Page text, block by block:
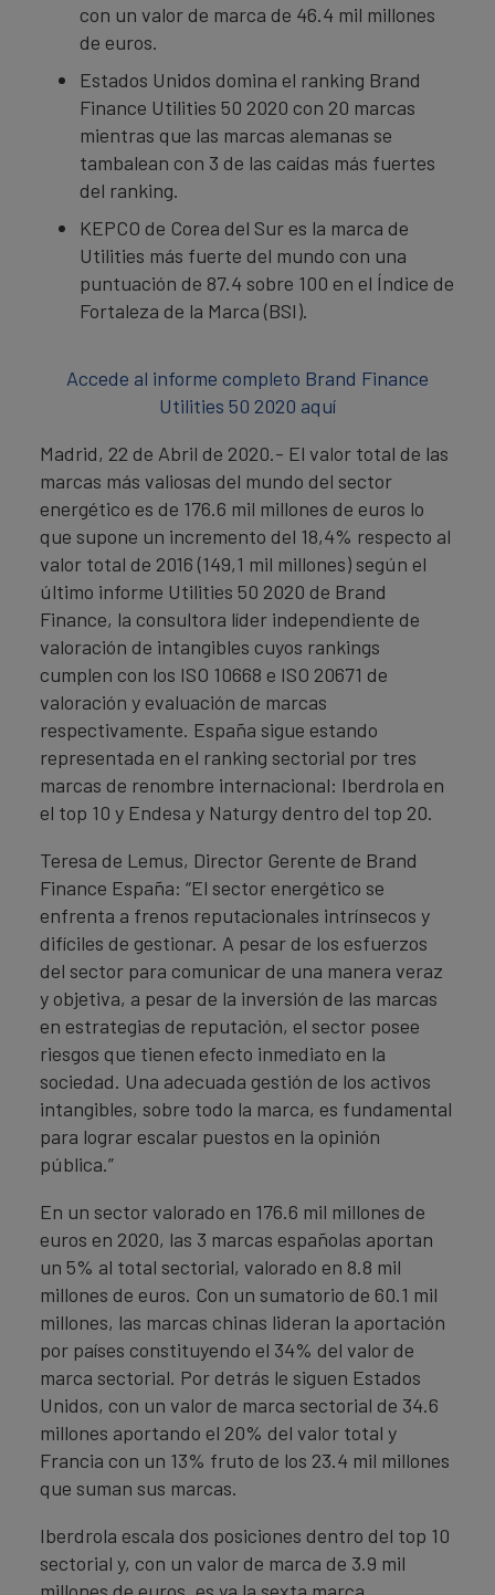
con un valor de marca de 46.4 mil millones
de euros.
Estados Unidos domina el ranking Brand
Finance Utilities 50 2020 con 20 marcas
mientras que las marcas alemanas se
tambalean con 3 de las caídas más fuertes
del ranking.
KEPCO de Corea del Sur es la marca de
Utilities más fuerte del mundo con una
puntuación de 87.4 sobre 100 en el Índice de
Fortaleza de la Marca (BSI).
Accede al informe completo Brand Finance
Utilities 50 2020 aquí
Madrid, 22 de Abril de 2020.- El valor total de las
marcas más valiosas del mundo del sector
energético es de 176.6 mil millones de euros lo
que supone un incremento del 18,4% respecto al
valor total de 2016 (149,1 mil millones) según el
último informe Utilities 50 2020 de Brand
Finance, la consultora líder independiente de
valoración de intangibles cuyos rankings
cumplen con los ISO 10668 e ISO 20671 de
valoración y evaluación de marcas
respectivamente. España sigue estando
representada en el ranking sectorial por tres
marcas de renombre internacional: Iberdrola en
el top 10 y Endesa y Naturgy dentro del top 20.
Teresa de Lemus, Director Gerente de Brand
Finance España: “El sector energético se
enfrenta a frenos reputacionales intrínsecos y
difíciles de gestionar. A pesar de los esfuerzos
del sector para comunicar de una manera veraz
y objetiva, a pesar de la inversión de las marcas
en estrategias de reputación, el sector posee
riesgos que tienen efecto inmediato en la
sociedad. Una adecuada gestión de los activos
intangibles, sobre todo la marca, es fundamental
para lograr escalar puestos en la opinión
pública.”
En un sector valorado en 176.6 mil millones de
euros en 2020, las 3 marcas españolas aportan
un 5% al total sectorial, valorado en 8.8 mil
millones de euros. Con un sumatorio de 60.1 mil
millones, las marcas chinas lideran la aportación
por países constituyendo el 34% del valor de
marca sectorial. Por detrás le siguen Estados
Unidos, con un valor de marca sectorial de 34.6
millones aportando el 20% del valor total y
Francia con un 13% fruto de los 23.4 mil millones
que suman sus marcas.
Iberdrola escala dos posiciones dentro del top 10
sectorial y, con un valor de marca de 3.9 mil